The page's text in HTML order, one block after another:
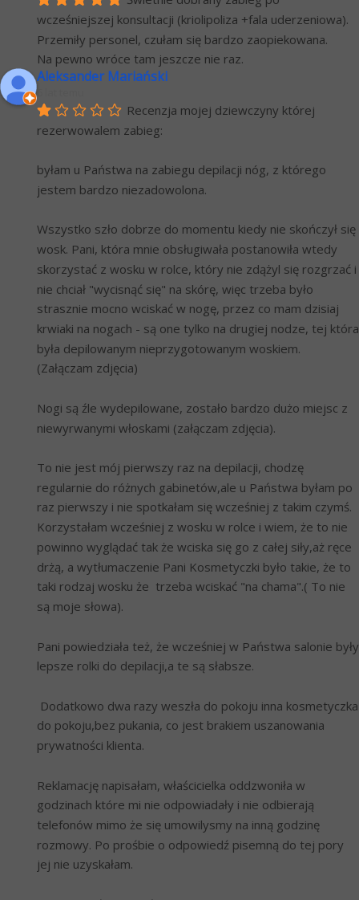
wcześniejszej konsultacji (kriolipoliza +fala uderzeniowa).
Przemiły personel, czułam się bardzo zaopiekowana.
Na pewno wróce tam jeszcze nie raz.
Aleksander Mariański
Recenzja mojej dziewczyny której
rezerwowalem zabieg:
byłam u Państwa na zabiegu depilacji nóg, z którego
jestem bardzo niezadowolona.
Wszystko szło dobrze do momentu kiedy nie skończył się
wosk. Pani, która mnie obsługiwała postanowiła wtedy
skorzystać z wosku w rolce, który nie zdążyl się rozgrzać i
nie chciał "wycisnąć się" na skórę, więc trzeba było
strasznie mocno wciskać w nogę, przez co mam dzisiaj
krwiaki na nogach - są one tylko na drugiej nodze, tej która
była depilowanym nieprzygotowanym woskiem.
(Załączam zdjęcia)
Nogi są źle wydepilowane, zostało bardzo dużo miejsc z
niewyrwanymi włoskami (załączam zdjęcia).
To nie jest mój pierwszy raz na depilacji, chodzę
regularnie do różnych gabinetów,ale u Państwa byłam po
raz pierwszy i nie spotkałam się wcześniej z takim czymś.
Korzystałam wcześniej z wosku w rolce i wiem, że to nie
powinno wyglądać tak że wciska się go z całej siły,aż ręce
drżą, a wytłumaczenie Pani Kosmetyczki było takie, że to
taki rodzaj wosku że  trzeba wciskać "na chama".( To nie
są moje słowa).
Pani powiedziała też, że wcześniej w Państwa salonie były
lepsze rolki do depilacji,a te są słabsze.
Dodatkowo dwa razy weszła do pokoju inna kosmetyczka
do pokoju,bez pukania, co jest brakiem uszanowania
prywatności klienta.
Reklamację napisałam, właścicielka oddzwoniła w
godzinach które mi nie odpowiadały i nie odbierają
telefonów mimo że się umowilysmy na inną godzinę
rozmowy. Po prośbie o odpowiedź pisemną do tej pory
jej nie uzyskałam.